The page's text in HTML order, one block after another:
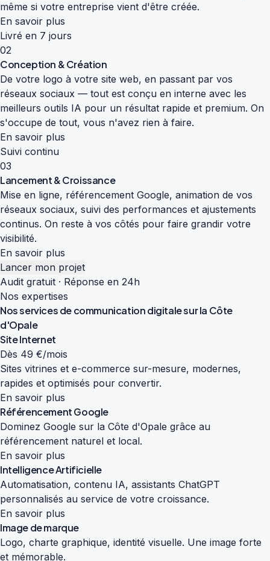
même si votre entreprise vient d'être créée.
En savoir plus
Livré en 7 jours
02
Conception & Création
De votre logo à votre site web, en passant par vos
réseaux sociaux — tout est conçu en interne avec les
meilleurs outils IA pour un résultat rapide et premium. On
s'occupe de tout, vous n'avez rien à faire.
En savoir plus
Suivi continu
03
Lancement & Croissance
Mise en ligne, référencement Google, animation de vos
réseaux sociaux, suivi des performances et ajustements
continus. On reste à vos côtés pour faire grandir votre
visibilité.
En savoir plus
Lancer mon projet
Audit gratuit · Réponse en 24h
Nos expertises
Nos services decommunication digitalesur la Côte
d'Opale
Site Internet
Dès 49 €/mois
Sites vitrines et e-commerce sur-mesure, modernes,
rapides et optimisés pour convertir.
En savoir plus
Référencement Google
Dominez Google sur la Côte d'Opale grâce au
référencement naturel et local.
En savoir plus
Intelligence Artificielle
Automatisation, contenu IA, assistants ChatGPT
personnalisés au service de votre croissance.
En savoir plus
Image de marque
Logo, charte graphique, identité visuelle. Une image forte
et mémorable.